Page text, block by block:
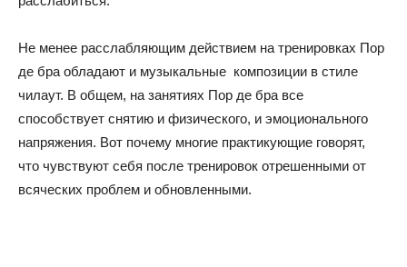
Не менее расслабляющим действием на тренировках Пор
де бра обладают и музыкальные композиции в стиле
чилаут. В общем, на занятиях Пор де бра все
способствует снятию и физического, и эмоционального
напряжения. Вот почему многие практикующие говорят,
что чувствуют себя после тренировок отрешенными от
всяческих проблем и обновленными.